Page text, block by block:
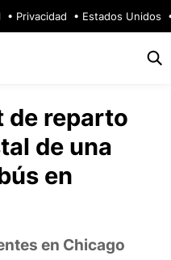
Privacidad Estados Unidos
de reparto
de una
en
en Chicago